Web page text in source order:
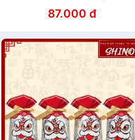
87.000 đ